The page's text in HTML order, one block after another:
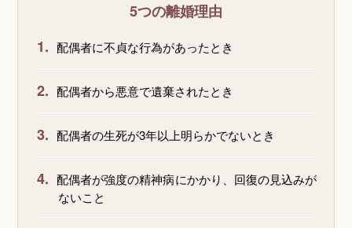
5つの離婚理由
1. 配偶者に不貞な行為があったとき
2. 配偶者から悪意で遺棄されたとき
3. 配偶者の生死が3年以上明らかでないとき
4. 配偶者が強度の精神病にかかり、回復の見込みが
ないこと